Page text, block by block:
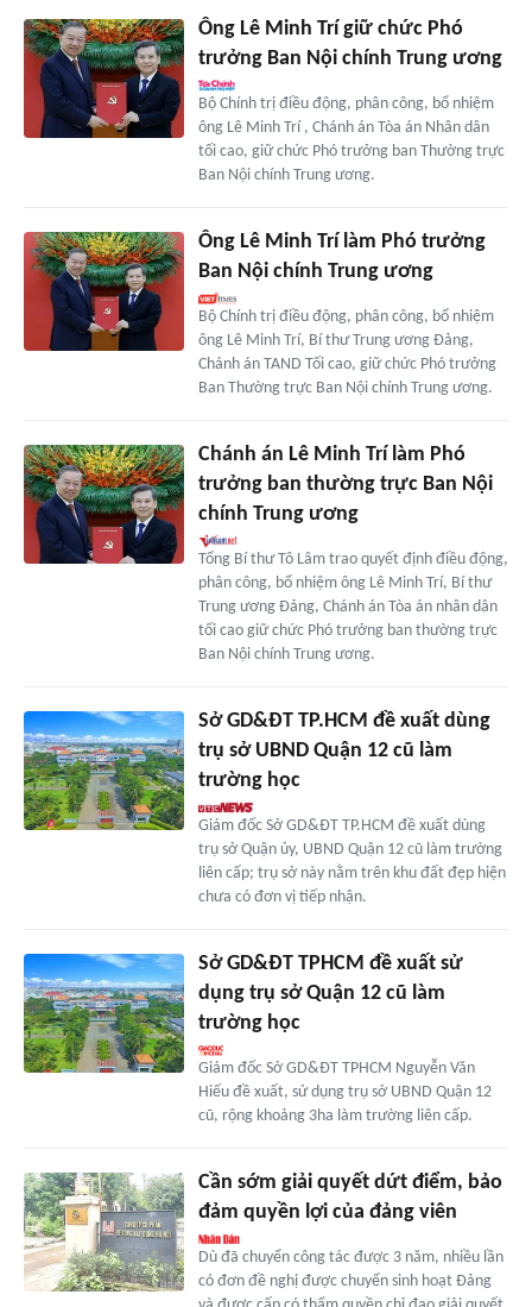
Ông Lê Minh Trí giữ chức Phó
trưởng Ban Nội chính Trung ương
Bộ Chính trị điều động, phân công, bổ nhiệm
ông Lê Minh Trí , Chánh án Tòa án Nhân dân
tối cao, giữ chức Phó trưởng ban Thường trực
Ban Nội chính Trung ương.
Ông Lê Minh Trí làm Phó trưởng
Ban Nội chính Trung ương
Bộ Chính trị điều động, phân công, bổ nhiệm
ông Lê Minh Trí, Bí thư Trung ương Đảng,
Chánh án TAND Tối cao, giữ chức Phó trưởng
Ban Thường trực Ban Nội chính Trung ương.
Chánh án Lê Minh Trí làm Phó
trưởng ban thường trực Ban Nội
chính Trung ương
Tổng Bí thư Tô Lâm trao quyết định điều động,
phân công, bổ nhiệm ông Lê Minh Trí, Bí thư
Trung ương Đảng, Chánh án Tòa án nhân dân
tối cao giữ chức Phó trưởng ban thường trực
Ban Nội chính Trung ương.
Sở GD&ĐT TP.HCM đề xuất dùng
trụ sở UBND Quận 12 cũ làm
trường học
Giám đốc Sở GD&ĐT TP.HCM đề xuất dùng
trụ sở Quận ủy, UBND Quận 12 cũ làm trường
liên cấp; trụ sở này nằm trên khu đất đẹp hiện
chưa có đơn vị tiếp nhận.
Sở GD&ĐT TPHCM đề xuất sử
dụng trụ sở Quận 12 cũ làm
trường học
Giám đốc Sở GD&ĐT TPHCM Nguyễn Văn
Hiếu đề xuất, sử dụng trụ sở UBND Quận 12
cũ, rộng khoảng 3ha làm trường liên cấp.
Cần sớm giải quyết dứt điểm, bảo
đảm quyền lợi của đảng viên
Dù đã chuyển công tác được 3 năm, nhiều lần
có đơn đề nghị được chuyển sinh hoạt Đảng